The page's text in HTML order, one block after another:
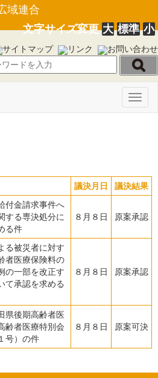
域連合
文字サイズ変更大 標準 小
サイトマップ リンク お問い合わせ
議決月日 議決結果
付金請求事件へ
する専決処分に
る件
８月８日 原案承認
る被災者に対す
者医療保険料の
の一部を改正す
て承認を求める
８月８日 原案承認
県後期高齢者医
齢者医療特別会
号）の件
８月８日 原案可決